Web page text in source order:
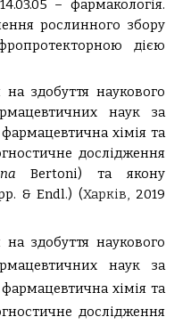
– фармакологія.
рослинного збору
дією
на здобуття наукового
наук за
хімія та
дослідження
Bertoni) та якону
& Endl.) (Харків, 2019
на здобуття наукового
наук за
хімія та
дослідження